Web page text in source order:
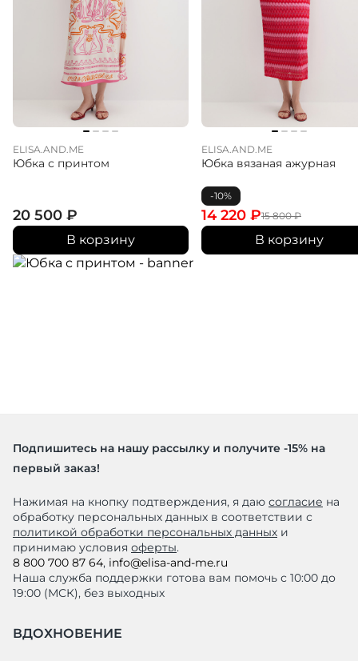
ELISA.AND.ME
Юбка с принтом
20 500 ₽
В корзину
ELISA.AND.ME
Юбка вязаная ажурная
-10%
15 800₽
14 220 ₽
В корзину
Подпишитесь на нашу рассылку и получите -15% на
первый заказ!
Нажимая на кнопку подтверждения, я даю согласие на
обработку персональных данных в соответствии с
политикой обработки персональных данных и
принимаю условия оферты.
8 800 700 87 64, info@elisa-and-me.ru
Наша служба поддержки готова вам помочь с 10:00 до
19:00 (МСК), без выходных
ВДОХНОВЕНИЕ